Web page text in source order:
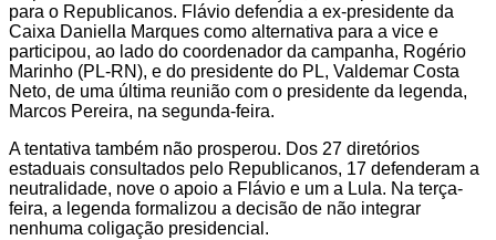
para o Republicanos. Flávio defendia a ex-presidente da
Caixa Daniella Marques como alternativa para a vice e
participou, ao lado do coordenador da campanha, Rogério
Marinho (PL-RN), e do presidente do PL, Valdemar Costa
Neto, de uma última reunião com o presidente da legenda,
Marcos Pereira, na segunda-feira.
A tentativa também não prosperou. Dos 27 diretórios
estaduais consultados pelo Republicanos, 17 defenderam a
neutralidade, nove o apoio a Flávio e um a Lula. Na terça-
feira, a legenda formalizou a decisão de não integrar
nenhuma coligação presidencial.